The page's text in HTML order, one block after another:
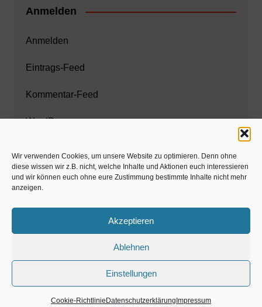
Wir verwenden Cookies, um unsere Website zu optimieren. Denn ohne
diese wissen wir z.B. nicht, welche Inhalte und Aktionen euch interessieren
und wir können euch ohne eure Zustimmung bestimmte Inhalte nicht mehr
anzeigen.
Akzeptieren
Ablehnen
Einstellungen
Cookie-Richtlinie Datenschutzerklärung Impressum
Anmelden
Anmelden
Eintrags-Feed
Kommentar-Feed
WordPress.org
Zahnarzt München
www.estaregistrierung.org – ESTA
©familös - dieTestfamilie -
Weihnachten, Adventszeit
Magazin Gastartikel